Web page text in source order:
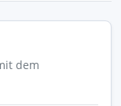
dem